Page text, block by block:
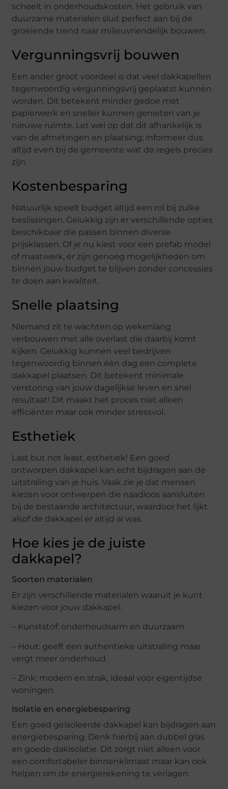
scheelt in onderhoudskosten. Het gebruik van
duurzame materialen sluit perfect aan bij de
groeiende trend naar milieuvriendelijk bouwen.
Vergunningsvrij bouwen
Een ander groot voordeel is dat veel dakkapellen
tegenwoordig vergunningsvrij geplaatst kunnen
worden. Dit betekent minder gedoe met
papierwerk en sneller kunnen genieten van je
nieuwe ruimte. Let wel op dat dit afhankelijk is
van de afmetingen en plaatsing; informeer dus
altijd even bij de gemeente wat de regels precies
zijn.
Kostenbesparing
Natuurlijk speelt budget altijd een rol bij zulke
beslissingen. Gelukkig zijn er verschillende opties
beschikbaar die passen binnen diverse
prijsklassen. Of je nu kiest voor een prefab model
of maatwerk, er zijn genoeg mogelijkheden om
binnen jouw budget te blijven zonder concessies
te doen aan kwaliteit.
Snelle plaatsing
Niemand zit te wachten op wekenlang
verbouwen met alle overlast die daarbij komt
kijken. Gelukkig kunnen veel bedrijven
tegenwoordig binnen één dag een complete
dakkapel plaatsen. Dit betekent minimale
verstoring van jouw dagelijkse leven en snel
resultaat! Dit maakt het proces niet alleen
efficiënter maar ook minder stressvol.
Esthetiek
Last but not least, esthetiek! Een goed
ontworpen dakkapel kan echt bijdragen aan de
uitstraling van je huis. Vaak zie je dat mensen
kiezen voor ontwerpen die naadloos aansluiten
bij de bestaande architectuur, waardoor het lijkt
alsof de dakkapel er altijd al was.
Hoe kies je de juiste
dakkapel?
Soorten materialen
Er zijn verschillende materialen waaruit je kunt
kiezen voor jouw dakkapel:
– Kunststof: onderhoudsarm en duurzaam.
– Hout: geeft een authentieke uitstraling maar
vergt meer onderhoud.
– Zink: modern en strak, ideaal voor eigentijdse
woningen.
Isolatie en energiebesparing
Een goed geïsoleerde dakkapel kan bijdragen aan
energiebesparing. Denk hierbij aan dubbel glas
en goede dakisolatie. Dit zorgt niet alleen voor
een comfortabeler binnenklimaat maar kan ook
helpen om de energierekening te verlagen.